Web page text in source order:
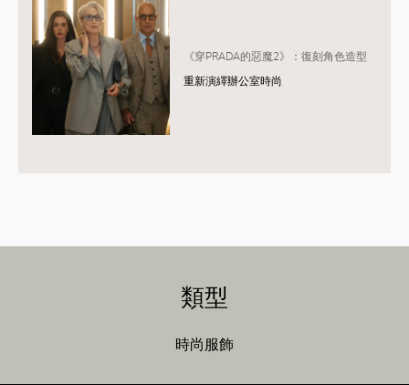
《穿PRADA的惡魔2》：復刻角色造型
重新演繹辦公室時尚
類型
時尚服飾